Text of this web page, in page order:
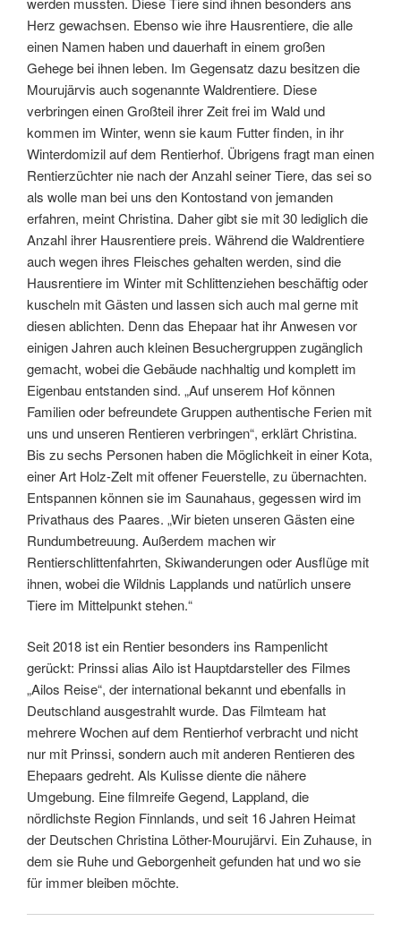
Herz gewachsen. Ebenso wie ihre Hausrentiere, die alle
einen Namen haben und dauerhaft in einem großen
Gehege bei ihnen leben. Im Gegensatz dazu besitzen die
Mourujärvis auch sogenannte Waldrentiere. Diese
verbringen einen Großteil ihrer Zeit frei im Wald und
kommen im Winter, wenn sie kaum Futter finden, in ihr
Winterdomizil auf dem Rentierhof. Übrigens fragt man einen
Rentierzüchter nie nach der Anzahl seiner Tiere, das sei so
als wolle man bei uns den Kontostand von jemanden
erfahren, meint Christina. Daher gibt sie mit 30 lediglich die
Anzahl ihrer Hausrentiere preis. Während die Waldrentiere
auch wegen ihres Fleisches gehalten werden, sind die
Hausrentiere im Winter mit Schlittenziehen beschäftig oder
kuscheln mit Gästen und lassen sich auch mal gerne mit
diesen ablichten. Denn das Ehepaar hat ihr Anwesen vor
einigen Jahren auch kleinen Besuchergruppen zugänglich
gemacht, wobei die Gebäude nachhaltig und komplett im
Eigenbau entstanden sind. „Auf unserem Hof können
Familien oder befreundete Gruppen authentische Ferien mit
uns und unseren Rentieren verbringen“, erklärt Christina.
Bis zu sechs Personen haben die Möglichkeit in einer Kota,
einer Art Holz-Zelt mit offener Feuerstelle, zu übernachten.
Entspannen können sie im Saunahaus, gegessen wird im
Privathaus des Paares. „Wir bieten unseren Gästen eine
Rundumbetreuung. Außerdem machen wir
Rentierschlittenfahrten, Skiwanderungen oder Ausflüge mit
ihnen, wobei die Wildnis Lapplands und natürlich unsere
Tiere im Mittelpunkt stehen.“
Seit 2018 ist ein Rentier besonders ins Rampenlicht
gerückt: Prinssi alias Ailo ist Hauptdarsteller des Filmes
„Ailos Reise“, der international bekannt und ebenfalls in
Deutschland ausgestrahlt wurde. Das Filmteam hat
mehrere Wochen auf dem Rentierhof verbracht und nicht
nur mit Prinssi, sondern auch mit anderen Rentieren des
Ehepaars gedreht. Als Kulisse diente die nähere
Umgebung. Eine filmreife Gegend, Lappland, die
nördlichste Region Finnlands, und seit 16 Jahren Heimat
der Deutschen Christina Löther-Mourujärvi. Ein Zuhause, in
dem sie Ruhe und Geborgenheit gefunden hat und wo sie
für immer bleiben möchte.